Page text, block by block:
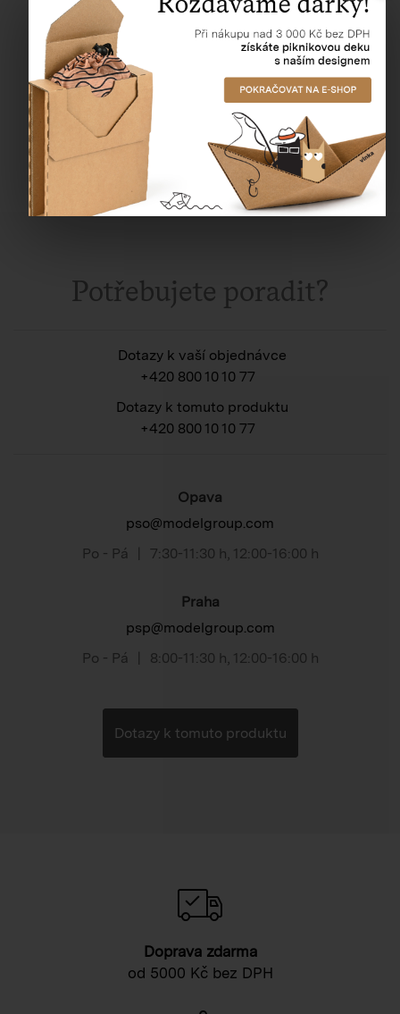
448,91 Kč
Potřebujete poradit?
Dotazy k vaší objednávce
+420 800 10 10 77
Dotazy k tomuto produktu
+420 800 10 10 77
Opava
pso@modelgroup.com
Po - Pá
7:30-11:30 h 12:00-16:00 h
Praha
psp@modelgroup.com
Po - Pá
8:00-11:30 h 12:00-16:00 h
Dotazy k tomuto produktu
Doprava zdarma
od 5000 Kč bez DPH